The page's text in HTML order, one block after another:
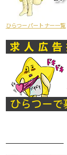
ひらつーパートナー一覧